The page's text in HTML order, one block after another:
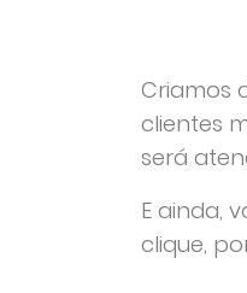
Criamos
clientes
será
E ainda,
clique,